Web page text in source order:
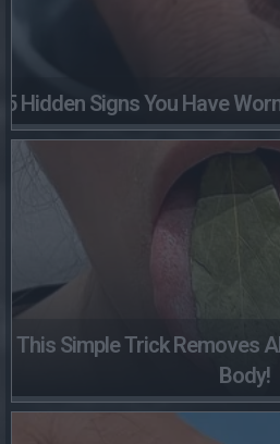
5 Hidden Signs You Have
This Simple Trick Removes
Body!